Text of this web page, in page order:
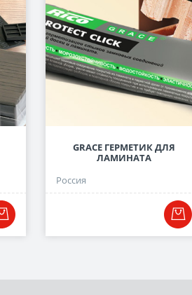
GRACE ГЕРМЕТИК ДЛЯ
ЛАМИНАТА
Россия